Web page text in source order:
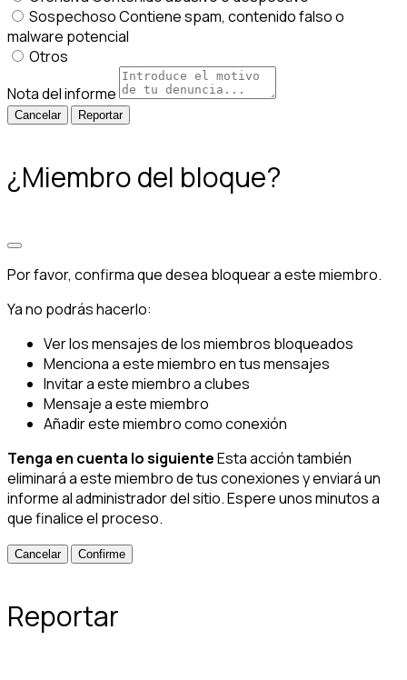
SospechosoContiene spam, contenido falso o
malware potencial
Otros
Nota del informe
Reportar
¿Miembro del bloque?
Por favor, confirma que desea bloquear a este miembro.
Ya no podrás hacerlo:
Ver los mensajes de los miembros bloqueados
Menciona a este miembro en tus mensajes
Invitar a este miembro a clubes
Mensaje a este miembro
Añadir este miembro como conexión
Tenga en cuenta lo siguienteEsta acción también
eliminará a este miembro de tus conexiones y enviará un
informe al administrador del sitio. Espere unos minutos a
que finalice el proceso.
Confirme
Reportar